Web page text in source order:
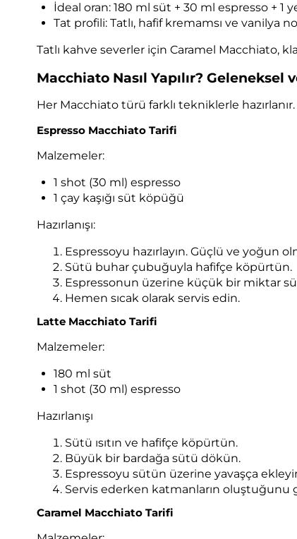
İdeal oran: 180 ml süt + 30 ml espresso + 1
Tat profili: Tatlı, hafif kremamsı ve vanilya
Tatlı kahve severler için Caramel Macchiato,
Macchiato Nasıl Yapılır? Geleneksel
Her Macchiato türü farklı tekniklerle
Espresso Macchiato Tarifi
Malzemeler:
1 shot (30 ml) espresso
1 çay kaşığı süt köpüğü
Hazırlanışı:
Espressoyu hazırlayın. Güçlü ve yoğun
Sütü buhar çubuğuyla hafifçe köpürtün.
Espressonun üzerine küçük bir miktar
Hemen sıcak olarak servis edin.
Latte Macchiato Tarifi
Malzemeler:
180 ml süt
1 shot (30 ml) espresso
Hazırlanışı
Sütü ısıtın ve hafifçe köpürtün.
Büyük bir bardağa sütü dökün.
Espressoyu sütün üzerine yavaşça
Servis ederken katmanların oluştuğunu
Caramel Macchiato Tarifi